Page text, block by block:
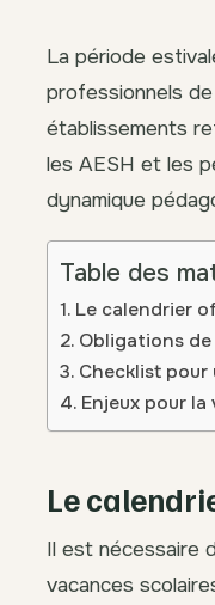
La période
professionnels de
établissements
les AESH et les
dynamique
Table des
Le calendrier
Obligations
Checklist
Enjeux pour la
Le
Il est nécessaire
vacances